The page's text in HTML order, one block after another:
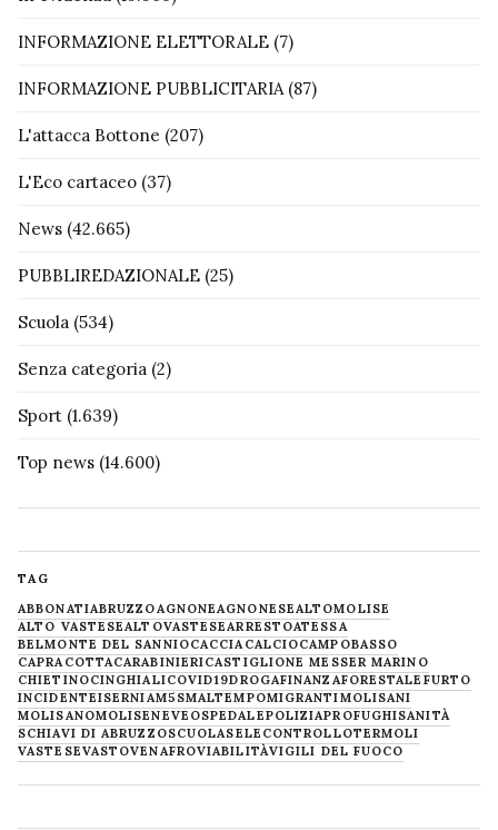
INFORMAZIONE ELETTORALE (7)
INFORMAZIONE PUBBLICITARIA(87)
L'attacca Bottone (207)
L'Eco cartaceo (37)
News (42.665)
PUBBLIREDAZIONALE (25)
Scuola (534)
Senza categoria (2)
Sport (1.639)
Top news (14.600)
TAG
ABBONATIABRUZZOAGNONEAGNONESEALTOMOLISE
ALTO VASTESEALTOVASTESEARRESTOATESSA
BELMONTE DEL SANNIOCACCIACALCIOCAMPOBASSO
CAPRACOTTACARABINIERICASTIGLIONE MESSER MARINO
CHIETINOCINGHIALICOVID19DROGAFINANZAFORESTALE FURTO
INCIDENTEISERNIAM5SMALTEMPOMIGRANTIMOLISANI
MOLISANOMOLISENEVE OSPEDALEPOLIZIAPROFUGHISANITÀ
SCHIAVI DI ABRUZZOSCUOLASELECONTROLLOTERMOLI
VASTESEVASTOVENAFROVIABILITÀVIGILI DEL FUOCO